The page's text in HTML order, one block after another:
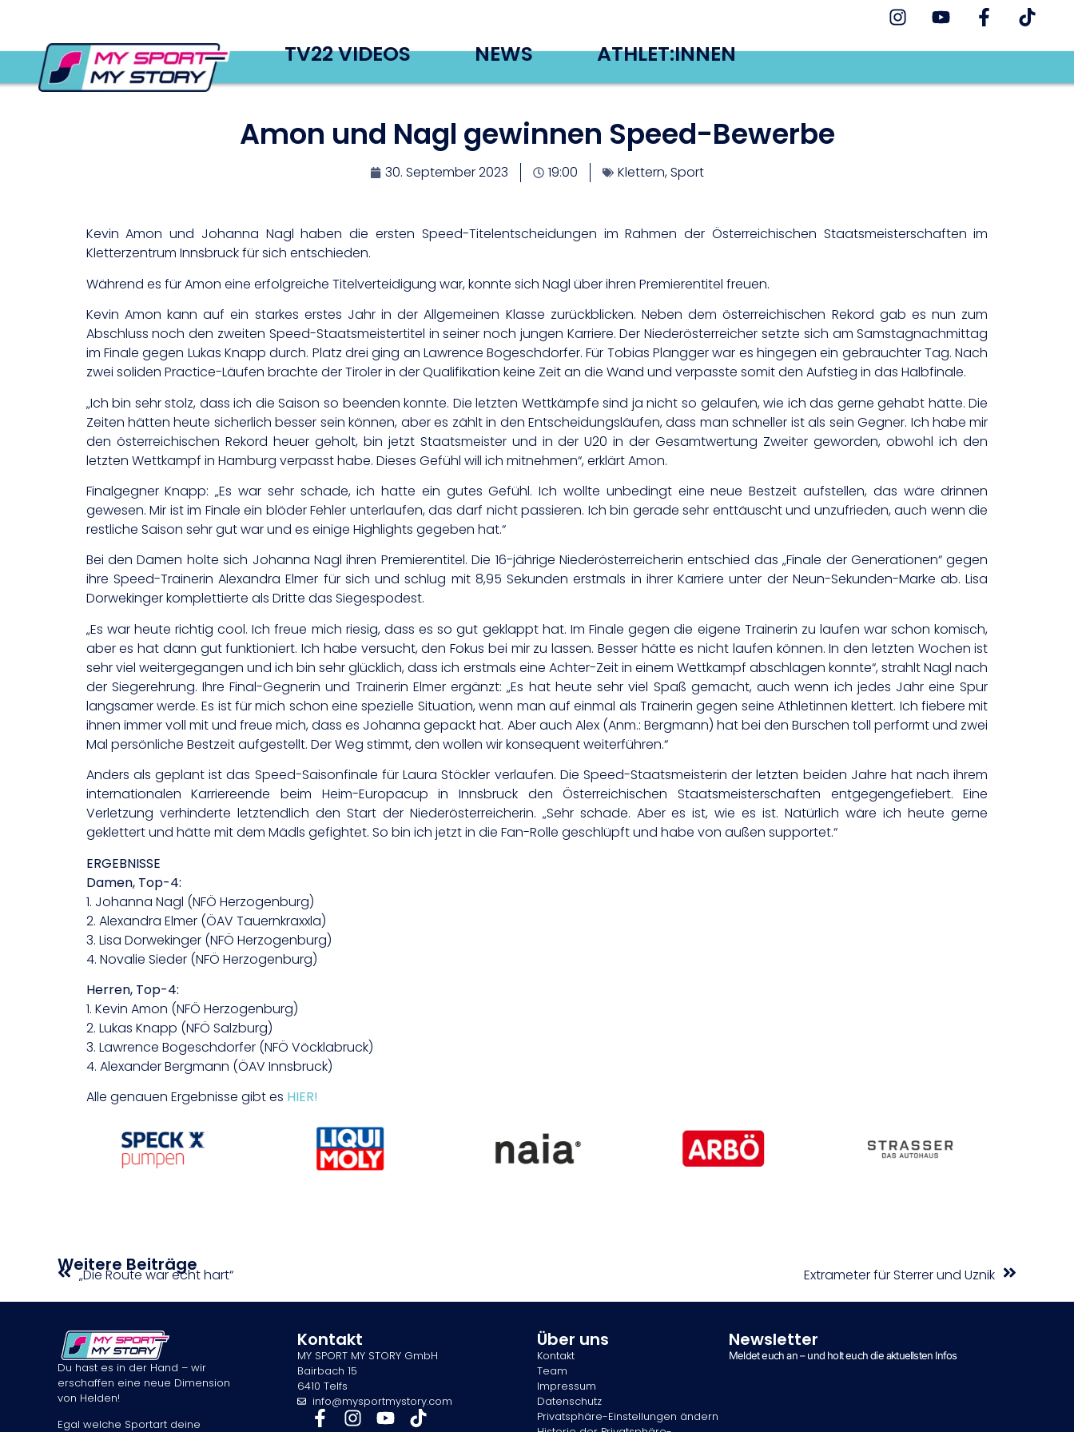
TV22 VIDEOS NEWS ATHLET:INNEN
Amon und Nagl gewinnen Speed-Bewerbe
30. September 2023 19:00 Klettern,Sport
Kevin Amon und Johanna Nagl haben die ersten Speed-Titelentscheidungen im Rahmen der Österreichischen Staatsmeisterschaften im
Kletterzentrum Innsbruck für sich entschieden.
Während es für Amon eine erfolgreiche Titelverteidigung war, konnte sich Nagl über ihren Premierentitel freuen.
Kevin Amon kann auf ein starkes erstes Jahr in der Allgemeinen Klasse zurückblicken. Neben dem österreichischen Rekord gab es nun zum
Abschluss noch den zweiten Speed-Staatsmeistertitel in seiner noch jungen Karriere. Der Niederösterreicher setzte sich am Samstagnachmittag
im Finale gegen Lukas Knapp durch. Platz drei ging an Lawrence Bogeschdorfer. Für Tobias Plangger war es hingegen ein gebrauchter Tag. Nach
zwei soliden Practice-Läufen brachte der Tiroler in der Qualifikation keine Zeit an die Wand und verpasste somit den Aufstieg in das Halbfinale.
„Ich bin sehr stolz, dass ich die Saison so beenden konnte. Die letzten Wettkämpfe sind ja nicht so gelaufen, wie ich das gerne gehabt hätte. Die
Zeiten hätten heute sicherlich besser sein können, aber es zählt in den Entscheidungsläufen, dass man schneller ist als sein Gegner. Ich habe mir
den österreichischen Rekord heuer geholt, bin jetzt Staatsmeister und in der U20 in der Gesamtwertung Zweiter geworden, obwohl ich den
letzten Wettkampf in Hamburg verpasst habe. Dieses Gefühl will ich mitnehmen“, erklärt Amon.
Finalgegner Knapp: „Es war sehr schade, ich hatte ein gutes Gefühl. Ich wollte unbedingt eine neue Bestzeit aufstellen, das wäre drinnen
gewesen. Mir ist im Finale ein blöder Fehler unterlaufen, das darf nicht passieren. Ich bin gerade sehr enttäuscht und unzufrieden, auch wenn die
restliche Saison sehr gut war und es einige Highlights gegeben hat.“
Bei den Damen holte sich Johanna Nagl ihren Premierentitel. Die 16-jährige Niederösterreicherin entschied das „Finale der Generationen“ gegen
ihre Speed-Trainerin Alexandra Elmer für sich und schlug mit 8,95 Sekunden erstmals in ihrer Karriere unter der Neun-Sekunden-Marke ab. Lisa
Dorwekinger komplettierte als Dritte das Siegespodest.
„Es war heute richtig cool. Ich freue mich riesig, dass es so gut geklappt hat. Im Finale gegen die eigene Trainerin zu laufen war schon komisch,
aber es hat dann gut funktioniert. Ich habe versucht, den Fokus bei mir zu lassen. Besser hätte es nicht laufen können. In den letzten Wochen ist
sehr viel weitergegangen und ich bin sehr glücklich, dass ich erstmals eine Achter-Zeit in einem Wettkampf abschlagen konnte“, strahlt Nagl nach
der Siegerehrung. Ihre Final-Gegnerin und Trainerin Elmer ergänzt: „Es hat heute sehr viel Spaß gemacht, auch wenn ich jedes Jahr eine Spur
langsamer werde. Es ist für mich schon eine spezielle Situation, wenn man auf einmal als Trainerin gegen seine Athletinnen klettert. Ich fiebere mit
ihnen immer voll mit und freue mich, dass es Johanna gepackt hat. Aber auch Alex (Anm.: Bergmann) hat bei den Burschen toll performt und zwei
Mal persönliche Bestzeit aufgestellt. Der Weg stimmt, den wollen wir konsequent weiterführen.“
Anders als geplant ist das Speed-Saisonfinale für Laura Stöckler verlaufen. Die Speed-Staatsmeisterin der letzten beiden Jahre hat nach ihrem
internationalen Karriereende beim Heim-Europacup in Innsbruck den Österreichischen Staatsmeisterschaften entgegengefiebert. Eine
Verletzung verhinderte letztendlich den Start der Niederösterreicherin. „Sehr schade. Aber es ist, wie es ist. Natürlich wäre ich heute gerne
geklettert und hätte mit dem Mädls gefightet. So bin ich jetzt in die Fan-Rolle geschlüpft und habe von außen supportet.“
ERGEBNISSE
Damen, Top-4:
1. Johanna Nagl (NFÖ Herzogenburg)
2. Alexandra Elmer (ÖAV Tauernkraxxla)
3. Lisa Dorwekinger (NFÖ Herzogenburg)
4. Novalie Sieder (NFÖ Herzogenburg)
Herren, Top-4:
1. Kevin Amon (NFÖ Herzogenburg)
2. Lukas Knapp (NFÖ Salzburg)
3. Lawrence Bogeschdorfer (NFÖ Vöcklabruck)
4. Alexander Bergmann (ÖAV Innsbruck)
Alle genauen Ergebnisse gibt es HIER!
Weitere Beiträge
„Die Route war echt hart“ Extrameter für Sterrer und Uznik
Du hast es in der Hand – wir
erschaffen eine neue Dimension
von Helden!
Egal welche Sportart deine
Kontakt
MY SPORT MY STORY GmbH
Bairbach 15
6410 Telfs
info@mysportmystory.com
Über uns
Kontakt
Team
Impressum
Datenschutz
Privatsphäre-Einstellungen ändern
Newsletter
Meldet euch an – und holt euch die aktuellsten Infos